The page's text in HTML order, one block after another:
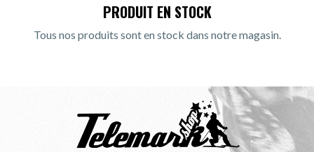
PRODUIT EN STOCK
Tous nos produits sont en stock dans notre magasin.